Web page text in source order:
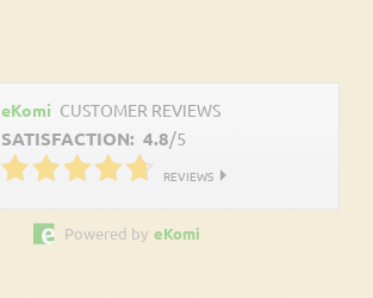
eKomi CUSTOMER REVIEWS
SATISFACTION: 4.8/5
REVIEWS
Powered by eKomi